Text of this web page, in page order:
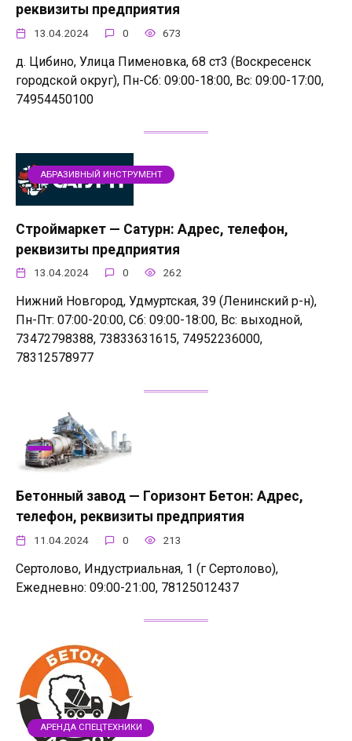
реквизиты предприятия
13.04.2024 0 673
д. Цибино, Улица Пименовка, 68 ст3 (Воскресенск
городской округ), Пн-Сб: 09:00-18:00, Вс: 09:00-17:00,
74954450100
АБРАЗИВНЫЙ ИНСТРУМЕНТ
Строймаркет — Сатурн: Адрес, телефон,
реквизиты предприятия
13.04.2024 0 262
Нижний Новгород, Удмуртская, 39 (Ленинский р-н),
Пн-Пт: 07:00-20:00, Сб: 09:00-18:00, Вс: выходной,
73472798388, 73833631615, 74952236000,
78312578977
Бетонный завод — Горизонт Бетон: Адрес,
телефон, реквизиты предприятия
11.04.2024 0 213
Сертолово, Индустриальная, 1 (г Сертолово),
Ежедневно: 09:00-21:00, 78125012437
АРЕНДА СПЕЦТЕХНИКИ